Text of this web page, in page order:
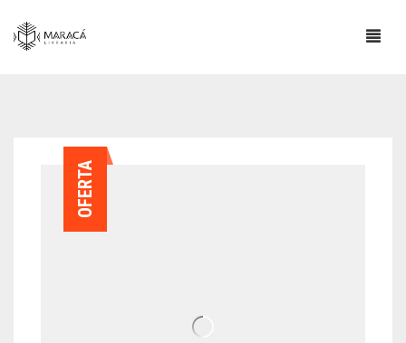
OFERTA